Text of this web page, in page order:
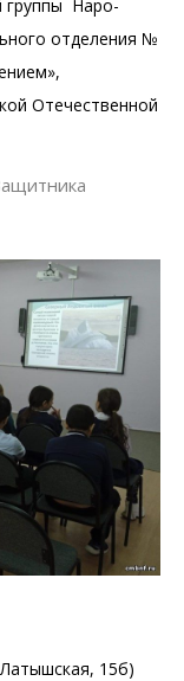
группы Наро-
отделения №
Отечественной
15б)